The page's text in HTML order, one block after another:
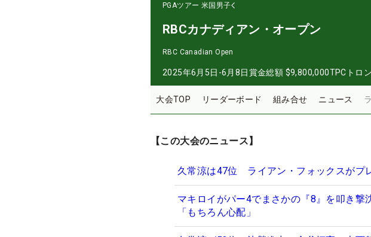
PGAツアー 米国男子
RBCカナディアン・オープン
RBC Canadian Open
2025年6月5日-6月8日賞金総額 $9,800,000TPCトロ
大会TOP リーダーボード 組み合せ ニュース
【この大会のニュース】
久常涼は47位 ライアン・フォックスがプ
マキロイがパー4でまさかの『8』を叩き
「もちろん心配」